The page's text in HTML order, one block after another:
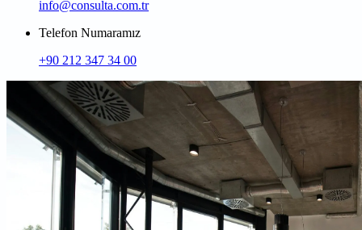
info@consulta.com.tr
Telefon Numaramız
+90 212 347 34 00